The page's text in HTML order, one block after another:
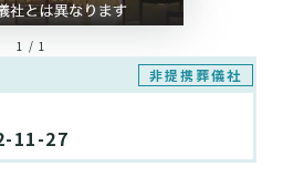
1 / 1
非提携葬儀社
11-27